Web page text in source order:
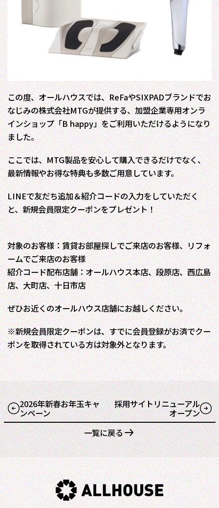
この度、オールハウスでは、ReFaやSIXPADブランドでお
なじみの株式会社MTGが提供する、加盟企業専用オンラ
インショップ「B happy」をご利用いただけるようになり
ました。
ここでは、MTG製品を安心して購入できるだけでなく、
最新情報やお得な特典も多数ご用意しています。
LINEで友だち追加＆紹介コードの入力をしていただく
と、新規会員限定クーポンをプレゼント！
対象のお客様：賃貸お部屋探しでご来店のお客様、リフォ
ームでご来店のお客様
紹介コード配布店舗：オールハウス本店、段原店、西広島
店、大町店、十日市店
ぜひお近くのオールハウス店舗にお越しください。
※新規会員限定クーポンは、すでに会員登録がお済でクー
ポンを取得されている方は対象外となります。
2026年新春お年玉キャ
ンペーン
採用サイトリニューアル
オープン
一覧に戻る